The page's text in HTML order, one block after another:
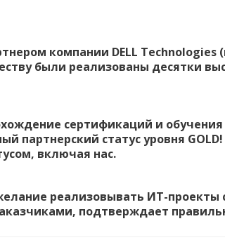
компании DELL Technologies
были реализованы десятки
сертификаций и обучения
партнерский статус уровня
включая нас.
реализовывать ИТ-проекты
подтверждает